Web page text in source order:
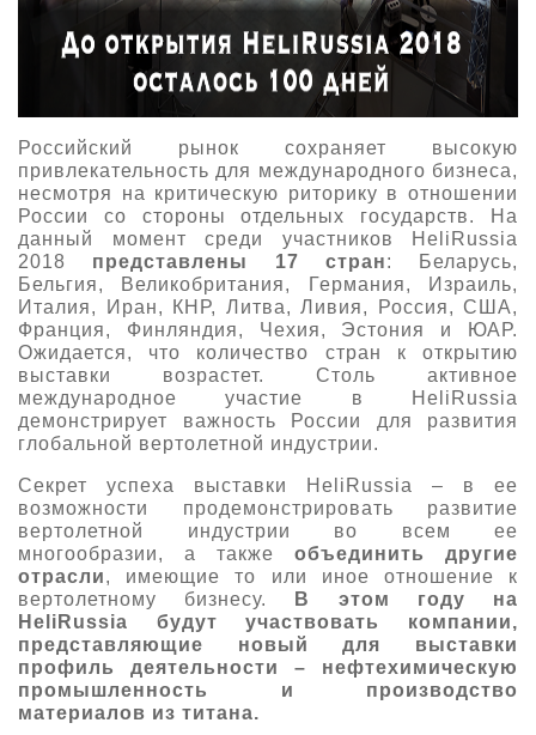
Российский рынок сохраняет высокую
привлекательность для международного бизнеса,
несмотря на критическую риторику в отношении
России со стороны отдельных государств. На
данный момент среди участников HeliRussia
2018 представлены 17 стран: Беларусь,
Бельгия, Великобритания, Германия, Израиль,
Италия, Иран, КНР, Литва, Ливия, Россия, США,
Франция, Финляндия, Чехия, Эстония и ЮАР.
Ожидается, что количество стран к открытию
выставки возрастет. Столь активное
международное участие в HeliRussia
демонстрирует важность России для развития
глобальной вертолетной индустрии.
Секрет успеха выставки HeliRussia – в ее
возможности продемонстрировать развитие
вертолетной индустрии во всем ее
многообразии, а также объединить другие
отрасли, имеющие то или иное отношение к
вертолетному бизнесу.
В этом году на
HeliRussia будут участвовать компании,
представляющие новый для выставки
профиль деятельности – нефтехимическую
промышленность и производство
материалов из титана.